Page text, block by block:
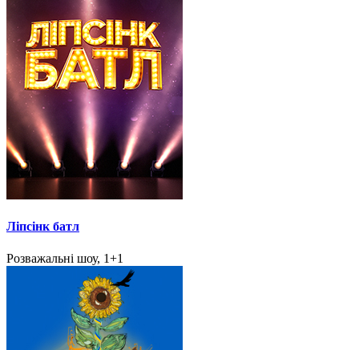
Ліпсінк батл
Розважальні шоу, 1+1